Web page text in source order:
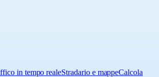
in tempo realeStradario e mappeCalcola